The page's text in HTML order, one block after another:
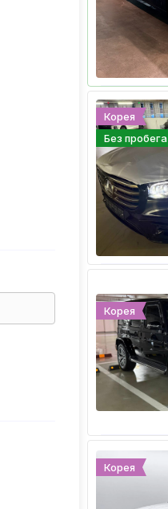
Корея
Без пробега
Корея
Корея